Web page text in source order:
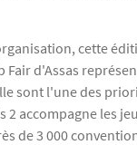
cette
Fair d'Assas
sont l'une des
2 accompagne les
de 3 000